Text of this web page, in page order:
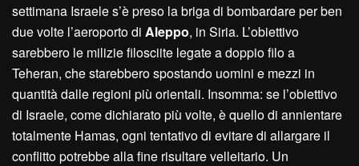
settimana Israele s’è preso la briga di bombardare per ben
due volte l’aeroporto di Aleppo, in Siria. L’obiettivo
sarebbero le milizie filosciite legate a doppio filo a
Teheran, che starebbero spostando uomini e mezzi in
quantità dalle regioni più orientali. Insomma: se l’obiettivo
di Israele, come dichiarato più volte, è quello di annientare
totalmente Hamas, ogni tentativo di evitare di allargare il
conflitto potrebbe alla fine risultare velleitario. Un